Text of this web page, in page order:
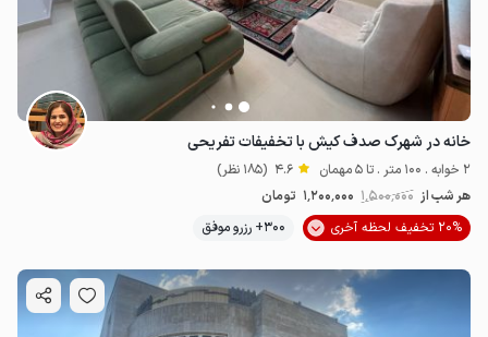
خانه در شهرک صدف کیش با تخفیفات تفریحی
2 خوابه . 100 متر . تا 5 مهمان 4.6 (185 نظر)
هر شب از 1٬500٬000 1٬200٬000 تومان
20% تخفیف لحظه آخری
300+ رزرو موفق